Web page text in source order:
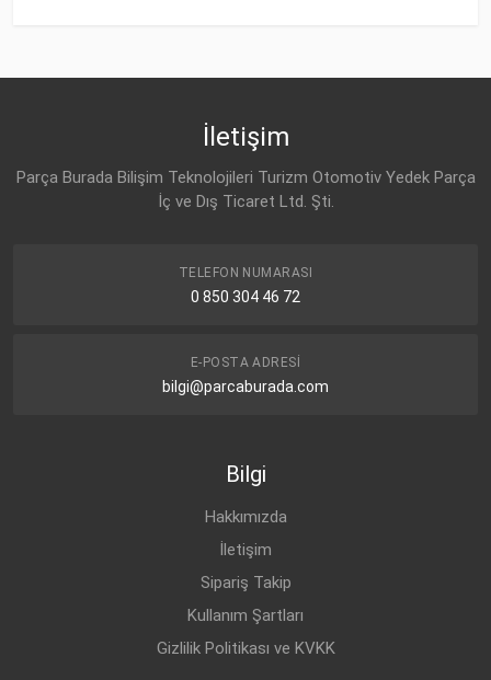
VW
İletişim
Parça Burada Bilişim Teknolojileri Turizm Otomotiv Yedek Parça
İç ve Dış Ticaret Ltd. Şti.
TELEFON NUMARASI
0 850 304 46 72
E-POSTA ADRESI
bilgi@parcaburada.com
Bilgi
Hakkımızda
İletişim
Sipariş Takip
Kullanım Şartları
Gizlilik Politikası ve KVKK